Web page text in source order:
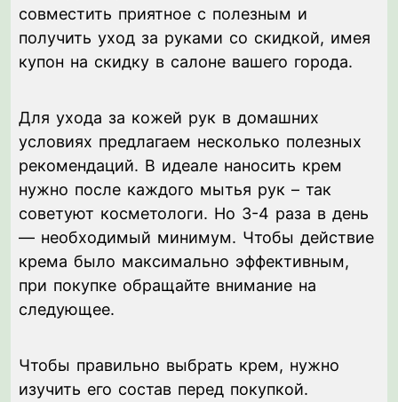
совместить приятное с полезным и
получить уход за руками со скидкой, имея
купон на скидку в салоне вашего города.
Для ухода за кожей рук в домашних
условиях предлагаем несколько полезных
рекомендаций. В идеале наносить крем
нужно после каждого мытья рук – так
советуют косметологи. Но 3-4 раза в день
— необходимый минимум. Чтобы действие
крема было максимально эффективным,
при покупке обращайте внимание на
следующее.
Чтобы правильно выбрать крем, нужно
изучить его состав перед покупкой.